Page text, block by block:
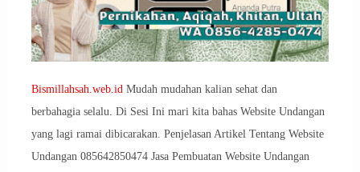
Bismillahsah.web.idMudah mudahan kalian sehat dan
berbahagia selalu. Di Sesi Ini mari kita bahas Website Undangan
yang lagi ramai dibicarakan. Penjelasan Artikel Tentang Website
Undangan 085642850474 Jasa Pembuatan Website Undangan